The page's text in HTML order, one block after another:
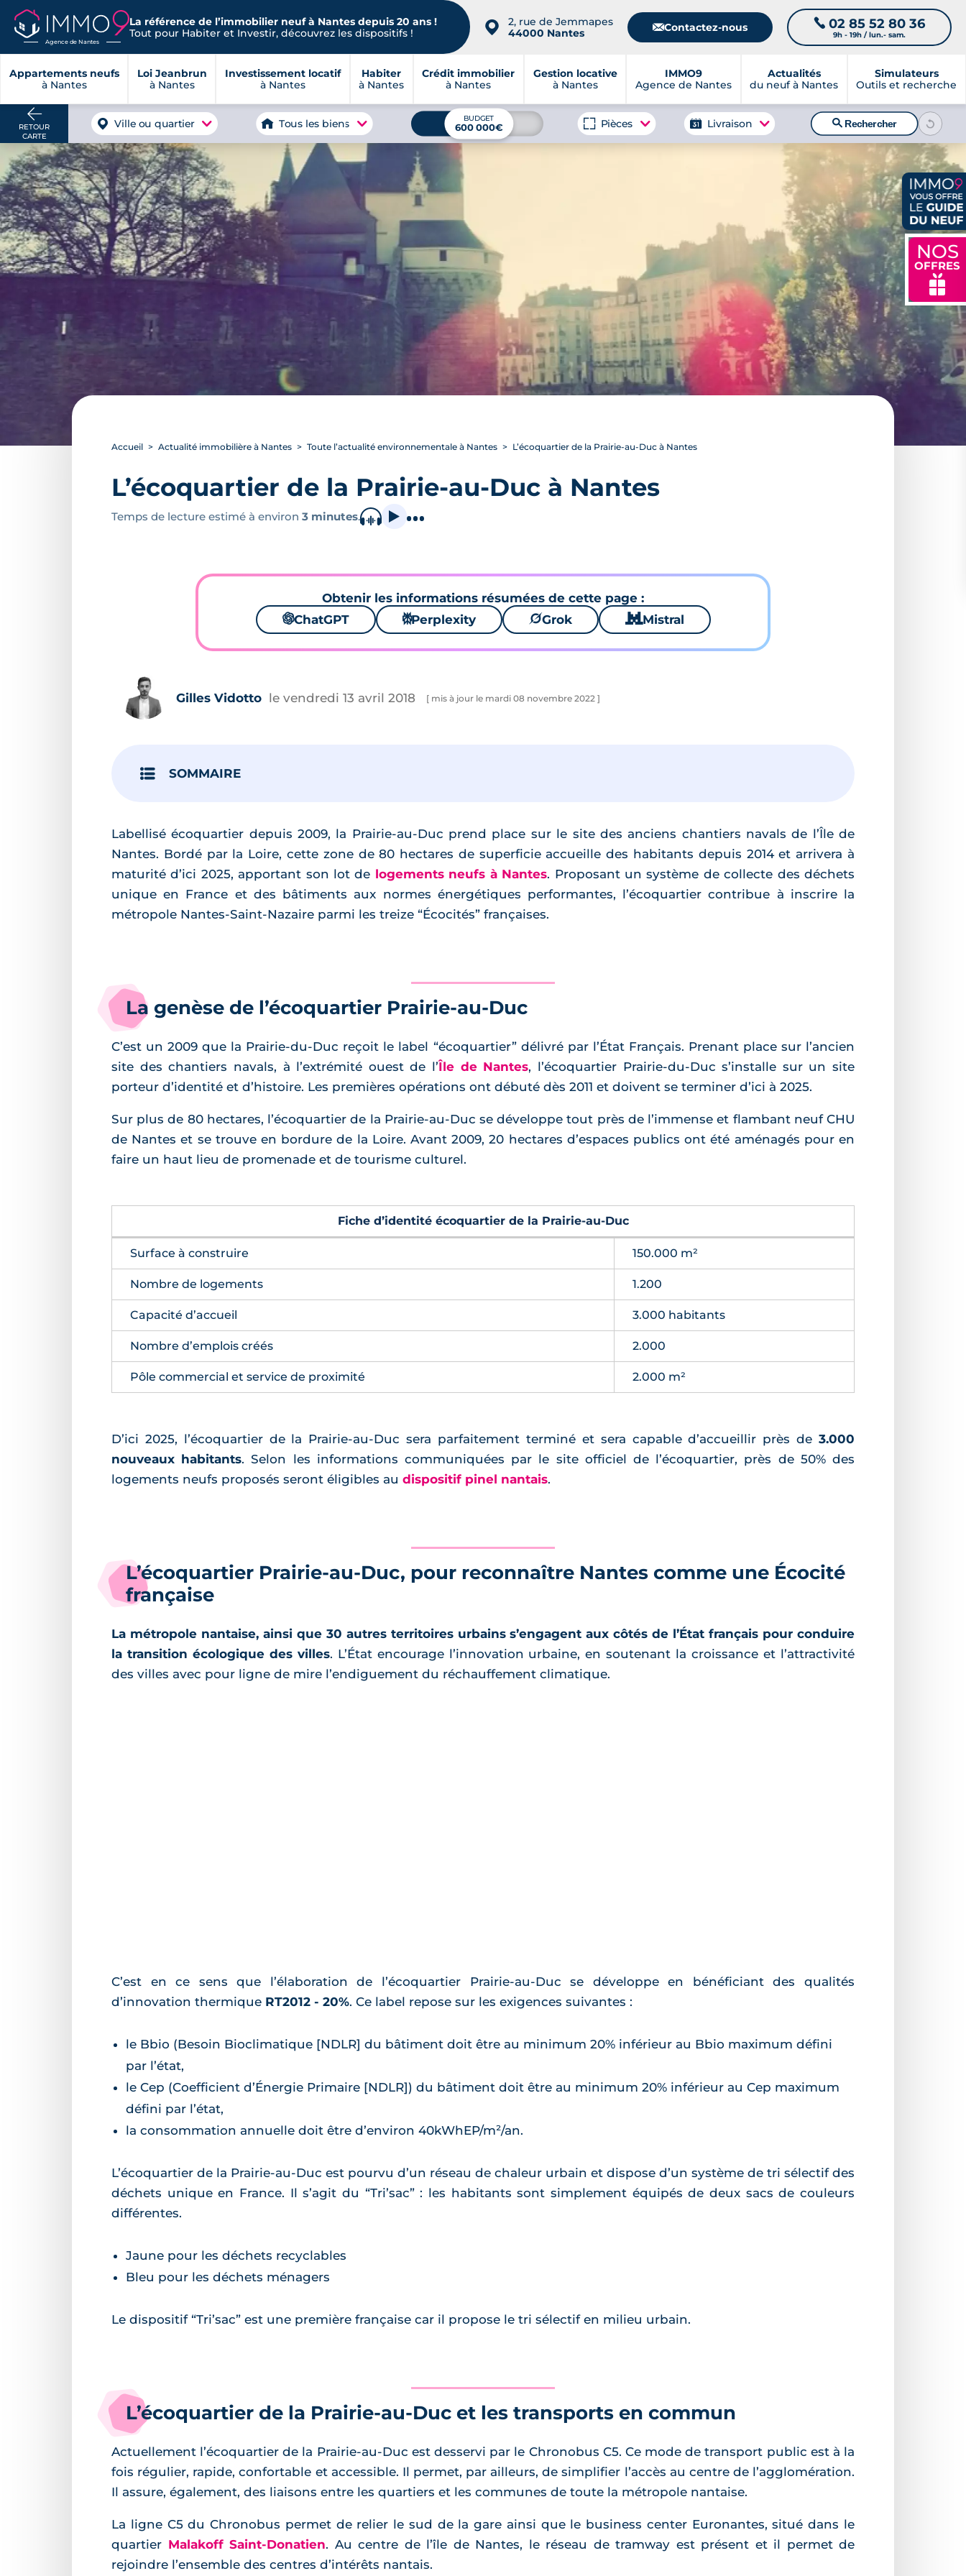
Agence de Nantes
La référence de l’immobilier neuf à Nantes depuis 20 ans !
Tout pour Habiter et Investir, découvrez les dispositifs !
📍
2, rue de Jemmapes
44000 Nantes
📧Contactez-nous 📞 02 85 52 80 36
9h - 19h / lun.- sam.
Appartements neufs
à Nantes
Loi Jeanbrun
à Nantes
Investissement locatif
à Nantes
Habiter
à Nantes
Crédit immobilier
à Nantes
Gestion locative
à Nantes
IMMO9
Agence de Nantes
Actualités
du neuf à Nantes
Simulateurs
Outils et recherche
NOS
OFFRES
🎁
RETOUR
CARTE
Ville ou quartier Tous les biens BUDGET
600 000€ Pièces Livraison 🔍Rechercher
Accueil Actualité immobilière à Nantes Toute l’actualité environnementale à Nantes L’écoquartier de la Prairie-au-Duc à Nantes
L’écoquartier de la Prairie-au-Duc à Nantes
Temps de lecture estimé à environ 3 minutes.
Obtenir les informations résumées de cette page :
🌌ChatGPT ⚙Perplexity 🪐Grok 🐱 Mistral
Gilles Vidotto le vendredi 13 avril 2018 [ mis à jour le mardi 08 novembre 2022 ]
SOMMAIRE
Labellisé écoquartier depuis 2009, la Prairie-au-Duc prend place sur le site des anciens chantiers navals de l’Île de
Nantes. Bordé par la Loire, cette zone de 80 hectares de superficie accueille des habitants depuis 2014 et arrivera à
maturité d’ici 2025, apportant son lot de logements neufs à Nantes. Proposant un système de collecte des déchets
unique en France et des bâtiments aux normes énergétiques performantes, l’écoquartier contribue à inscrire la
métropole Nantes-Saint-Nazaire parmi les treize “Écocités” françaises.
La genèse de l’écoquartier Prairie-au-Duc
C’est un 2009 que la Prairie-du-Duc reçoit le label “écoquartier” délivré par l’État Français. Prenant place sur l’ancien
site des chantiers navals, à l’extrémité ouest de l’Île de Nantes, l’écoquartier Prairie-du-Duc s’installe sur un site
porteur d’identité et d’histoire. Les premières opérations ont débuté dès 2011 et doivent se terminer d’ici à 2025.
Sur plus de 80 hectares, l’écoquartier de la Prairie-au-Duc se développe tout près de l’immense et flambant neuf CHU
de Nantes et se trouve en bordure de la Loire. Avant 2009, 20 hectares d’espaces publics ont été aménagés pour en
faire un haut lieu de promenade et de tourisme culturel.
Fiche d’identité écoquartier de la Prairie-au-Duc
Surface à construire 150.000 m²
Nombre de logements 1.200
Capacité d’accueil 3.000 habitants
Nombre d’emplois créés 2.000
Pôle commercial et service de proximité 2.000 m²
D’ici 2025, l’écoquartier de la Prairie-au-Duc sera parfaitement terminé et sera capable d’accueillir près de 3.000
nouveaux habitants. Selon les informations communiquées par le site officiel de l’écoquartier, près de 50% des
logements neufs proposés seront éligibles au dispositif pinel nantais.
L’écoquartier Prairie-au-Duc, pour reconnaître Nantes comme une Écocité
française
La métropole nantaise, ainsi que 30 autres territoires urbains s’engagent aux côtés de l’État français pour conduire
la transition écologique des villes. L’État encourage l’innovation urbaine, en soutenant la croissance et l’attractivité
des villes avec pour ligne de mire l’endiguement du réchauffement climatique.
C’est en ce sens que l’élaboration de l’écoquartier Prairie-au-Duc se développe en bénéficiant des qualités
d’innovation thermique RT2012 - 20%. Ce label repose sur les exigences suivantes :
le Bbio (Besoin Bioclimatique [NDLR] du bâtiment doit être au minimum 20% inférieur au Bbio maximum défini
par l’état,
le Cep (Coefficient d’Énergie Primaire [NDLR]) du bâtiment doit être au minimum 20% inférieur au Cep maximum
défini par l’état,
la consommation annuelle doit être d’environ 40kWhEP/m²/an.
L’écoquartier de la Prairie-au-Duc est pourvu d’un réseau de chaleur urbain et dispose d’un système de tri sélectif des
déchets unique en France. Il s’agit du “Tri’sac” : les habitants sont simplement équipés de deux sacs de couleurs
différentes.
Jaune pour les déchets recyclables
Bleu pour les déchets ménagers
Le dispositif “Tri’sac” est une première française car il propose le tri sélectif en milieu urbain.
L’écoquartier de la Prairie-au-Duc et les transports en commun
Actuellement l’écoquartier de la Prairie-au-Duc est desservi par le Chronobus C5. Ce mode de transport public est à la
fois régulier, rapide, confortable et accessible. Il permet, par ailleurs, de simplifier l’accès au centre de l’agglomération.
Il assure, également, des liaisons entre les quartiers et les communes de toute la métropole nantaise.
La ligne C5 du Chronobus permet de relier le sud de la gare ainsi que le business center Euronantes, situé dans le
quartier Malakoff Saint-Donatien. Au centre de l’île de Nantes, le réseau de tramway est présent et il permet de
rejoindre l’ensemble des centres d’intérêts nantais.